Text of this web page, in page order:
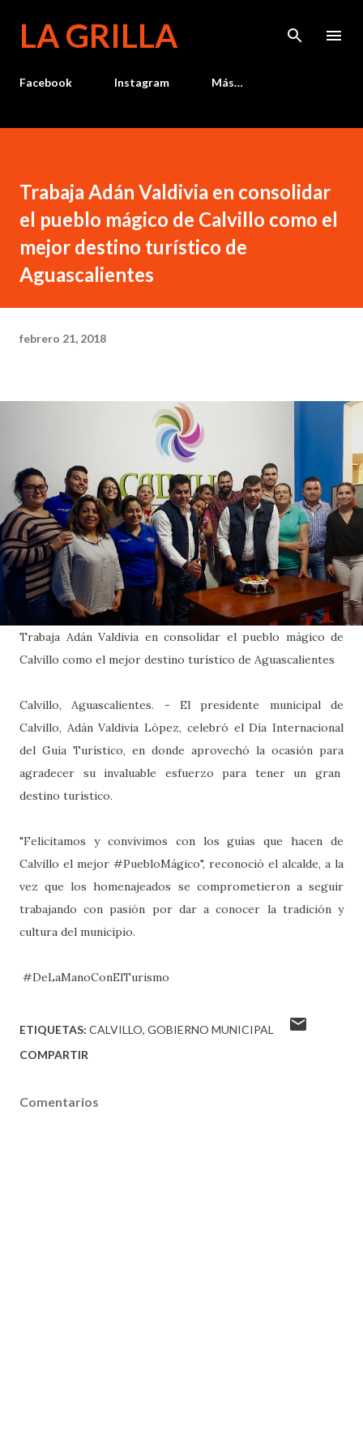
LA GRILLA
Facebook Instagram Más…
Trabaja Adán Valdivia en consolidar
el pueblo mágico de Calvillo como el
mejor destino turístico de
Aguascalientes
febrero 21, 2018
Trabaja Adán Valdivia en consolidar el pueblo mágico de
Calvillo como el mejor destino turístico de Aguascalientes
Calvillo, Aguascalientes. - El presidente municipal de
Calvillo, Adán Valdivia López, celebró el Día Internacional
del Guía Turístico, en donde aprovechó la ocasión para
agradecer su invaluable esfuerzo para tener un gran
destino turístico.
"Felicitamos y convivimos con los guías que hacen de
Calvillo el mejor #PuebloMágico", reconoció el alcalde, a la
vez que los homenajeados se comprometieron a seguir
trabajando con pasión por dar a conocer la tradición y
cultura del municipio.
#DeLaManoConElTurismo
ETIQUETAS: CALVILLO GOBIERNO MUNICIPAL
COMPARTIR
Comentarios